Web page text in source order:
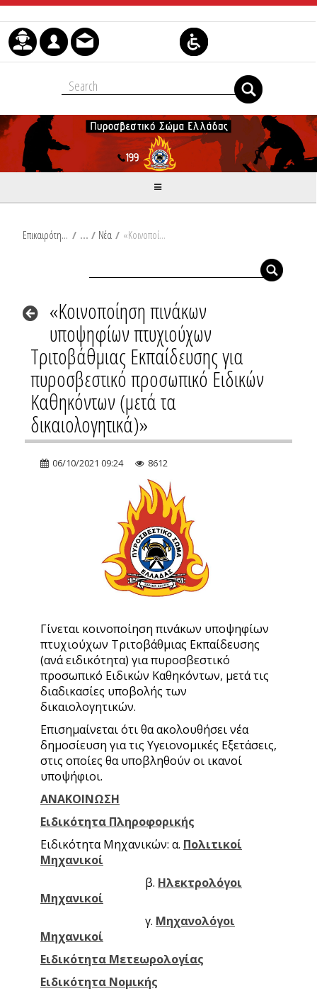
Skip to Content
Επικαιρότητα / Νέα / «Κοινοποίηση πινάκων υποψηφίων πτυχιούχων Τριτοβάθμιας Εκπαίδευσης για πυροσβεστικό προσωπικό Ειδικών Καθηκόντων (μετά τα δικαιολογητικά)»
«Κοινοποίηση πινάκων
υποψηφίων πτυχιούχων
Τριτοβάθμιας Εκπαίδευσης για
πυροσβεστικό προσωπικό Ειδικών
Καθηκόντων (μετά τα
δικαιολογητικά)»
06/10/2021 09:24 8612
Γίνεται κοινοποίηση πινάκων υποψηφίων
πτυχιούχων Τριτοβάθμιας Εκπαίδευσης
(ανά ειδικότητα) για πυροσβεστικό
προσωπικό Ειδικών Καθηκόντων, μετά τις
διαδικασίες υποβολής των
δικαιολογητικών.
Επισημαίνεται ότι θα ακολουθήσει νέα
δημοσίευση για τις Υγειονομικές Εξετάσεις,
στις οποίες θα υποβληθούν οι ικανοί
υποψήφιοι.
ΑΝΑΚΟΙΝΩΣΗ
Ειδικότητα Πληροφορικής
Ειδικότητα Μηχανικών: α. Πολιτικοί
Μηχανικοί
β. Ηλεκτρολόγοι
Μηχανικοί
γ. Μηχανολόγοι
Μηχανικοί
Ειδικότητα Μετεωρολογίας
Ειδικότητα Νομικής